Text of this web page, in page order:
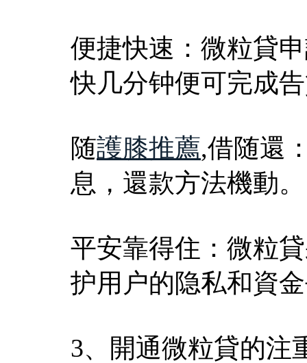
便捷快速：微粒貸
快几分钟便可完成
随護膝推薦,借随還
息，還款方法機動。
平安靠得住：微粒
护用户的隐私和資
3、開通微粒貸的注